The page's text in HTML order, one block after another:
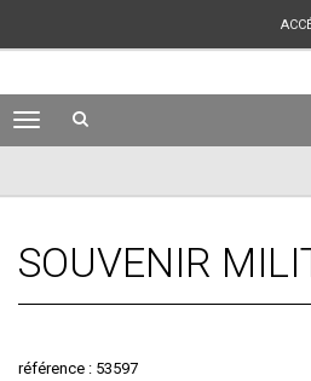
SOUVENIR
référence : 53597